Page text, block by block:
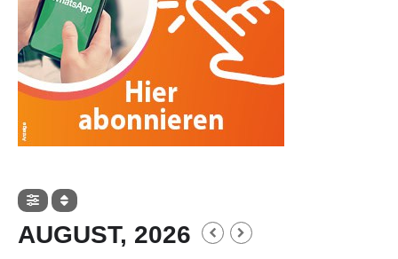
AUGUST, 2026